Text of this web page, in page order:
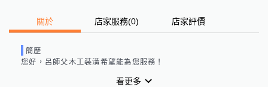
關於 店家服務(0) 店家評價
簡歷
您好， 呂師父木工裝潢希望能為您服務！
看更多